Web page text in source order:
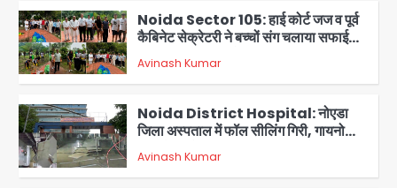
2
अभियान, 160 किलो कूड़ा हटाया
Avinash Kumar
3
OT गैलरी में बड़ा हादसा टला; मरीजों की सुरक्षा
पर उठे सवाल
Avinash Kumar